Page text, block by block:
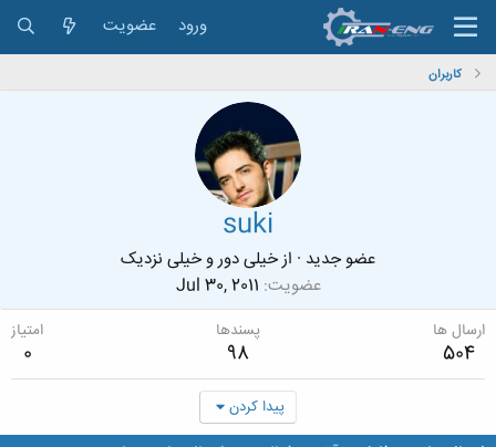
ورود عضویت
کاربران
suki
عضو جدید · ازخیلی دور و خیلی نزدیک
عضویت Jul 30, 2011
ارسال ها
504
پسندها
98
امتیاز
0
پیدا کردن